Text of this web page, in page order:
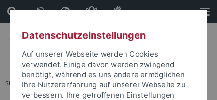
Direkt
zum
Inhalt
Direkt
zur
Fußleiste
Sie sind hier: Startseite
Datenschutzeinstellungen
Auf unserer Webseite werden Cookies
verwendet. Einige davon werden zwingend
benötigt, während es uns andere ermöglichen,
Ihre Nutzererfahrung auf unserer Webseite zu
verbessern. Ihre getroffenen Einstellungen